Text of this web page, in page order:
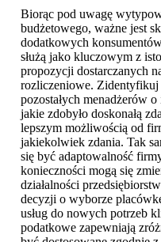
Biorąc pod uwagę
budżetowego, ważne jest
dodatkowych
służą jako kluczowym z
propozycji dostarczanych
rozliczeniowe. Zidentyfikuj
pozostałych menadżerów
jakie zdobyło doskonałą
lepszym możliwością od
jakiekolwiek zdania. Tak
się być adaptowalność
konieczności mogą się
działalności
decyzji o wyborze
usług do nowych potrzeb
podatkowe zapewniają